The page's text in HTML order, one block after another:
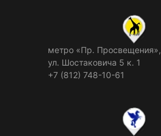
метро «Пр. Просвещения»,
ул. Шостаковича 5 к. 1
+7 (812) 748-10-61